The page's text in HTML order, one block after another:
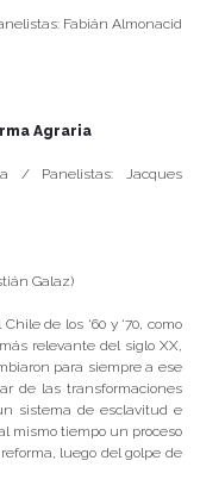
Fabián Almonacid
Agraria
/ Panelistas: Jacques
Galaz)
de los ‘60 y ‘70, como
relevante del siglo XX,
para siempre a ese
de las transformaciones
sistema de esclavitud e
mismo tiempo un proceso
luego del golpe de